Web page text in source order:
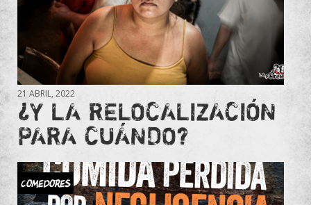
21 ABRIL, 2022
¿Y LA RELOCALIZACIÓN
PARA CUÁNDO?
Comedores